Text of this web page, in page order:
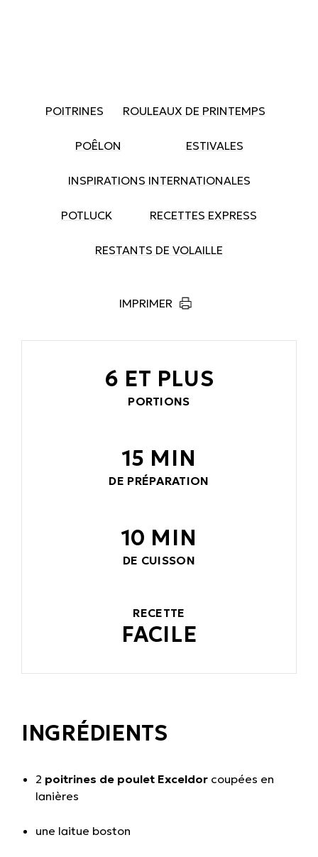
POITRINES ROULEAUX DE PRINTEMPS
POÊLON ESTIVALES
INSPIRATIONS INTERNATIONALES
POTLUCK RECETTES EXPRESS
RESTANTS DE VOLAILLE
IMPRIMER
6 ET PLUS
PORTIONS
15 MIN
DE PRÉPARATION
10 MIN
DE CUISSON
RECETTE
FACILE
INGRÉDIENTS
2 poitrines de poulet Exceldor coupées en
lanières
une laitue boston